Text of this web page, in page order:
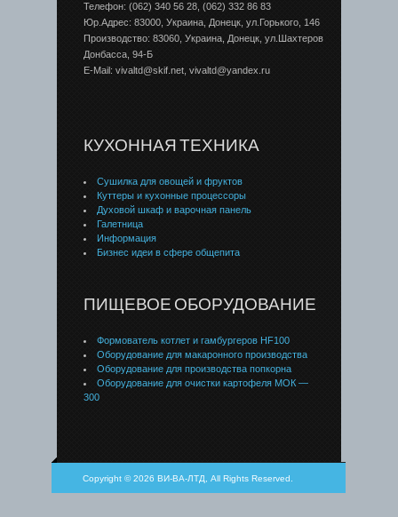
Телефон: (062) 340 56 28, (062) 332 86 83
Юр.Адрес: 83000, Украина, Донецк, ул.Горького, 146
Производство: 83060, Украина, Донецк, ул.Шахтеров
Донбаcса, 94-Б
E-Mail: vivaltd@skif.net, vivaltd@yandex.ru
КУХОННАЯ ТЕХНИКА
Сушилка для овощей и фруктов
Куттеры и кухонные процессоры
Духовой шкаф и варочная панель
Галетница
Информация
Бизнес идеи в сфере общепита
ПИЩЕВОЕ ОБОРУДОВАНИЕ
Формователь котлет и гамбургеров HF100
Оборудование для макаронного производства
Оборудование для производства попкорна
Оборудование для очистки картофеля МОК —
300
Copyright © 2026 ВИ-ВА-ЛТД, All Rights Reserved.